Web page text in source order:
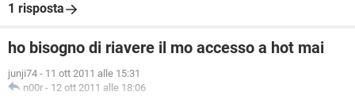
1 risposta
ho bisogno di riavere il mo accesso a hot mai
junji74 - 11 ott 2011 alle 15:31
n00r - 12 ott 2011 alle 18:06